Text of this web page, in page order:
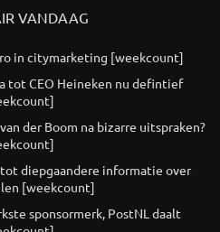
VANDAAG
in citymarketing [weekcount]
tot CEO Heineken nu defintief
der Boom na bizarre uitspraken?
diepgaandere informatie over
[weekcount]
sponsormerk, PostNL daalt